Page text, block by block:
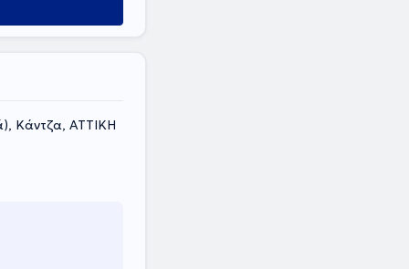
Κάντζα, ΑΤΤΙΚΗ